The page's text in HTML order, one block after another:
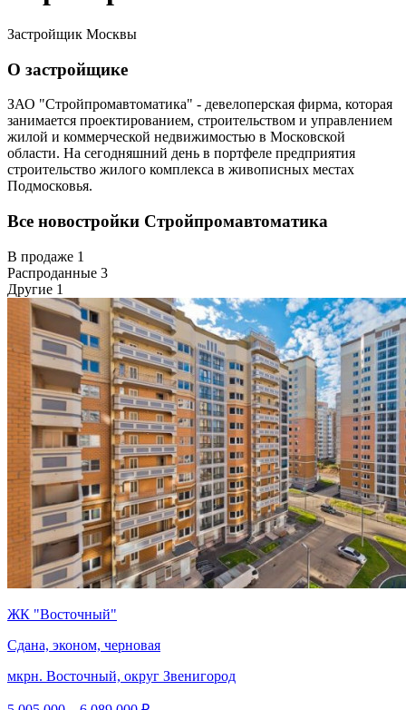
Застройщик Москвы
О застройщике
ЗАО "Стройпромавтоматика" - девелоперская фирма, которая
занимается проектированием, строительством и управлением
жилой и коммерческой недвижимостью в Московской
области. На сегодняшний день в портфеле предприятия
строительство жилого комплекса в живописных местах
Подмосковья.
Все новостройки Стройпромавтоматика
В продаже 1
Распроданные 3
Другие 1
ЖК "Восточный"
Сдана, эконом, черновая
мкрн. Восточный, округ Звенигород